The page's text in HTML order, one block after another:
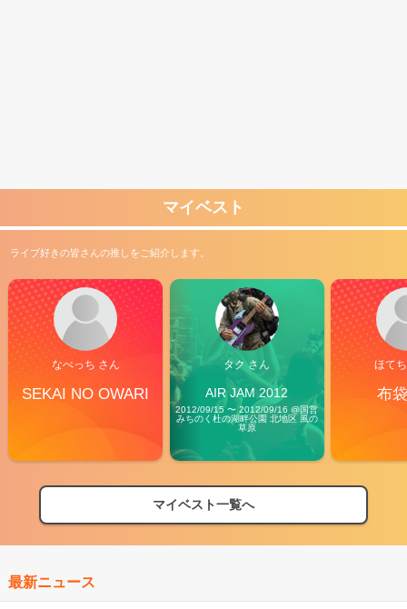
マイベスト
ライブ好きの皆さんの推しをご紹介します。
なべっち さん
SEKAI NO OWARI
タク さん
AIR JAM 2012
2012/09/15 〜 2012/09/16 @国営
みちのく杜の湖畔公園 北地区 風の
草原
ほて
布
マイベスト一覧へ
最新ニュース